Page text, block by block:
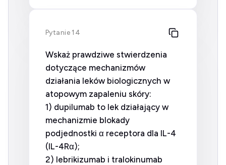
Pytanie 14
Wskaż prawdziwe stwierdzenia
dotyczące mechanizmów
działania leków biologicznych w
atopowym zapaleniu skóry:
1) dupilumab to lek działający w
mechanizmie blokady
podjednostki α receptora dla IL-4
(IL-4Rα);
2) lebrikizumab i tralokinumab